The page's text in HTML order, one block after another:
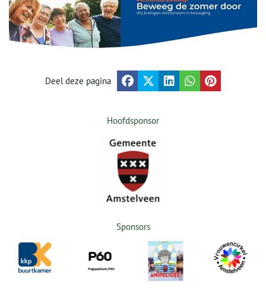
Deel deze pagina
Hoofdsponsor
Sponsors